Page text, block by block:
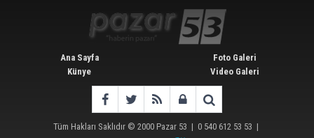
Ana Sayfa
Künye
Foto Galeri
Video Galeri
Tüm Hakları Saklıdır © 2000 Pazar 53 | 0 540 612 53 53 |